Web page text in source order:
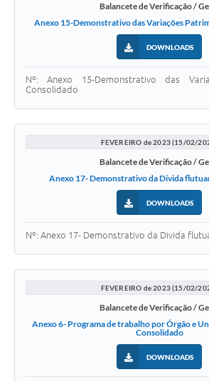
Balancete de Verificação /
Anexo 15-Demonstrativo das Variações
DOWNLOADS
Nº: Anexo 15-Demonstrativo das
Consolidado
FEVEREIRO de 2023 (15/02/
Balancete de Verificação /
Anexo 17- Demonstrativo da Divida
DOWNLOADS
Nº: Anexo 17- Demonstrativo da Divida
FEVEREIRO de 2023 (15/02/
Balancete de Verificação /
Anexo 6- Programa de trabalho por Órgão e
Consolidado
DOWNLOADS